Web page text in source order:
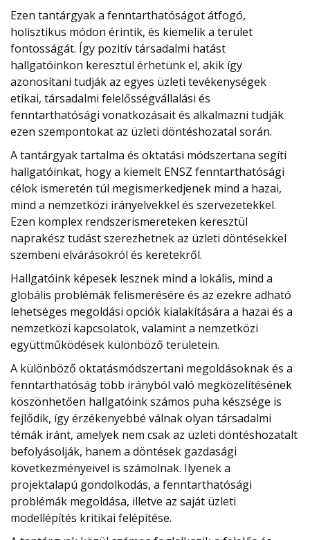
Ezen tantárgyak a fenntarthatóságot átfogó,
holisztikus módon érintik, és kiemelik a terület
fontosságát. Így pozitív társadalmi hatást
hallgatóinkon keresztül érhetünk el, akik így
azonosítani tudják az egyes üzleti tevékenységek
etikai, társadalmi felelősségvállalási és
fenntarthatósági vonatkozásait és alkalmazni tudják
ezen szempontokat az üzleti döntéshozatal során.
A tantárgyak tartalma és oktatási módszertana segíti
hallgatóinkat, hogy a kiemelt ENSZ fenntarthatósági
célok ismeretén túl megismerkedjenek mind a hazai,
mind a nemzetközi irányelvekkel és szervezetekkel.
Ezen komplex rendszerismereteken keresztül
naprakész tudást szerezhetnek az üzleti döntésekkel
szembeni elvárásokról és keretekről.
Hallgatóink képesek lesznek mind a lokális, mind a
globális problémák felismerésére és az ezekre adható
lehetséges megoldási opciók kialakítására a hazai és a
nemzetközi kapcsolatok, valamint a nemzetközi
együttműködések különböző területein.
A különböző oktatásmódszertani megoldásoknak és a
fenntarthatóság több irányból való megközelítésének
köszönhetően hallgatóink számos puha készsége is
fejlődik, így érzékenyebbé válnak olyan társadalmi
témák iránt, amelyek nem csak az üzleti döntéshozatalt
befolyásolják, hanem a döntések gazdasági
következményeivel is számolnak. Ilyenek a
projektalapú gondolkodás, a fenntarthatósági
problémák megoldása, illetve az saját üzleti
modellépítés kritikai felépítése.